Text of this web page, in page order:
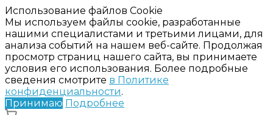
Использование файлов Cookie
Мы используем файлы cookie, разработанные
нашими специалистами и третьими лицами, для
анализа событий на нашем веб-сайте. Продолжая
просмотр страниц нашего сайта, вы принимаете
условия его использования. Более подробные
сведения смотрите в Политике
конфиденциальности.
Принимаю Подробнее